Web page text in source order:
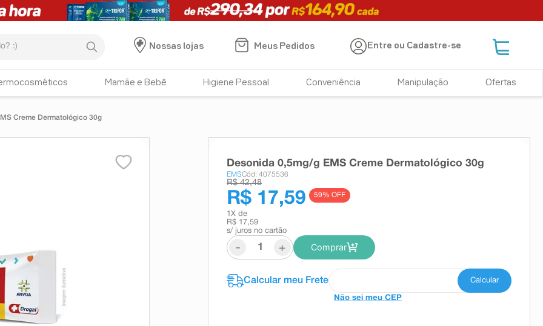
Nossas lojas
Meus Pedidos Entre ou Cadastre-se
Mamãe e Bebê Higiene Pessoal Conveniência Manipulação Ofertas
Creme Dermatológico 30g
Desonida 0,5mg/g EMS Creme Dermatológico 30g
EMSCód: 4075536
R$ 42,48
R$ 17,59 59% OFF
1 X de
R$ 17,59
s/ juros no cartão
- + Comprar
Não sei meu CEP